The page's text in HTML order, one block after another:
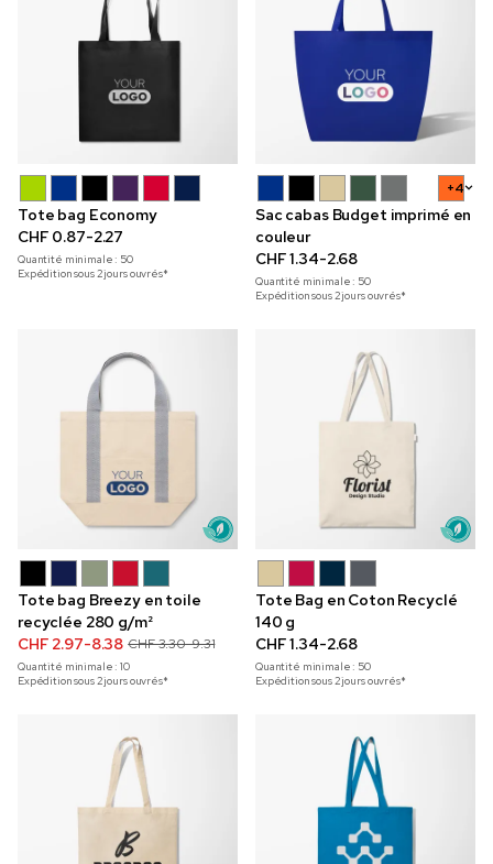
Tote bag Economy
CHF 0.87-2.27
Quantité minimale : 50
Expédition sous 2 jours ouvrés*
+4
Sac cabas Budget imprimé en
couleur
CHF 1.34-2.68
Quantité minimale : 50
Expédition sous 2 jours ouvrés*
Tote bag Breezy en toile
recyclée 280 g/m²
CHF 2.97-8.38 CHF 3.30-9.31
Quantité minimale :10
Expédition sous 2 jours ouvrés*
Tote Bag en Coton Recyclé
140 g
CHF 1.34-2.68
Quantité minimale : 50
Expédition sous 2 jours ouvrés*